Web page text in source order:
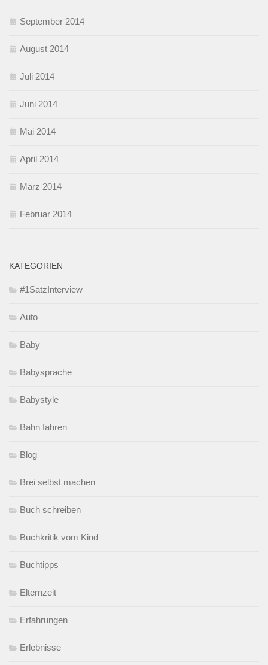
September 2014
August 2014
Juli 2014
Juni 2014
Mai 2014
April 2014
März 2014
Februar 2014
KATEGORIEN
#1SatzInterview
Auto
Baby
Babysprache
Babystyle
Bahn fahren
Blog
Brei selbst machen
Buch schreiben
Buchkritik vom Kind
Buchtipps
Elternzeit
Erfahrungen
Erlebnisse